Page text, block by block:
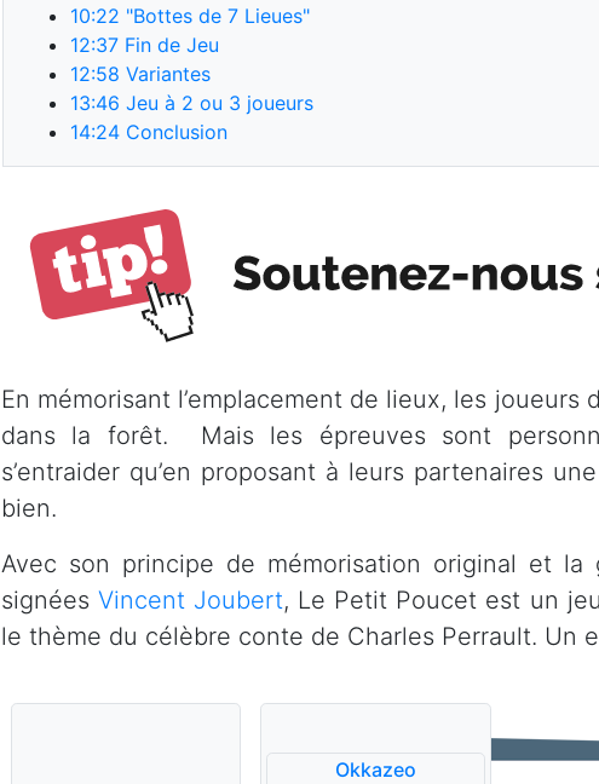
10:22 "Bottes de 7 Lieues"
12:37 Fin de Jeu
12:58 Variantes
13:46 Jeu à 2 ou 3 joueurs
14:24 Conclusion
En mémorisant l’emplacement de lieux, les
dans la forêt. Mais les épreuves sont
s’entraider qu’en proposant à leurs partenaires
bien.
Avec son principe de mémorisation original et la
signéesVincent Joubert, Le Petit Poucet est un
le thème du célèbre conte de Charles Perrault. Un
Okkazeo